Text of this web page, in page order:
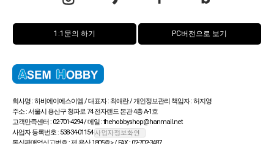
1:1문의 하기 PC버전으로 보기
회사명 : 하비에이에스이엠 / 대표자 : 최애란 / 개인정보관리 책임자 : 허지영
주소 : 서울시 용산구 청파로 74 전자랜드 본관 4층 A-1호
고객만족센터 : 02-701-4294 / 메일 : thehobbyshop@hanmail.net
사업자 등록번호 : 538-34-01154
통신판매업신고번호 : 제 용산 1805호> / FAX : 02-702-3487